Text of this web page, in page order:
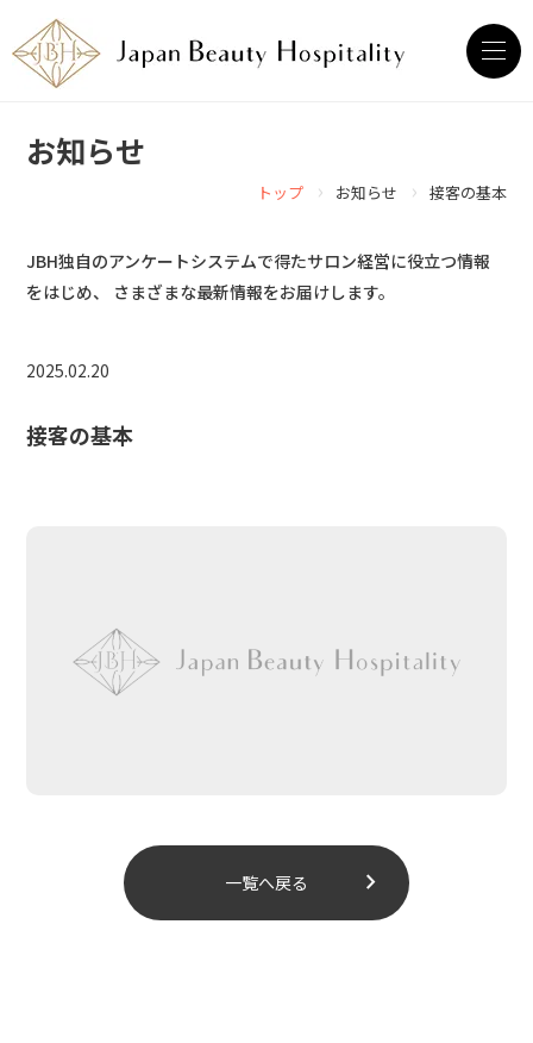
お知らせ
トップ › お知らせ › 接客の基本
JBH独自のアンケートシステムで得たサロン経営に役立つ情報
をはじめ、
さまざまな最新情報をお届けします。
2025.02.20
接客の基本
一覧へ戻る chevron_right